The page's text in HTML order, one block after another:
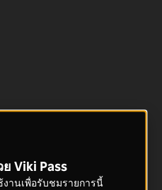
Viki Pass
านเพื่อรับชมรายการนี้